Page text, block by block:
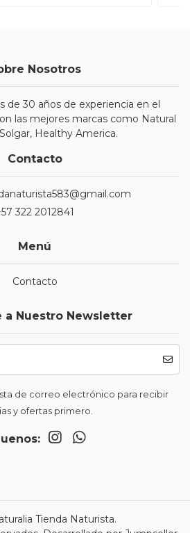
Nosotros
de 30 años de experiencia en el
las mejores marcas como Natural
Healthy America.
Contacto
322 2012841
Menú
Contacto
a Nuestro Newsletter
de correo electrónico para recibir
y ofertas primero.
Tienda Naturista.